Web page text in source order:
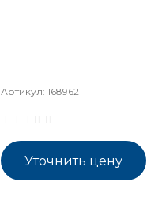
Артикул: 168962
Уточнить цену